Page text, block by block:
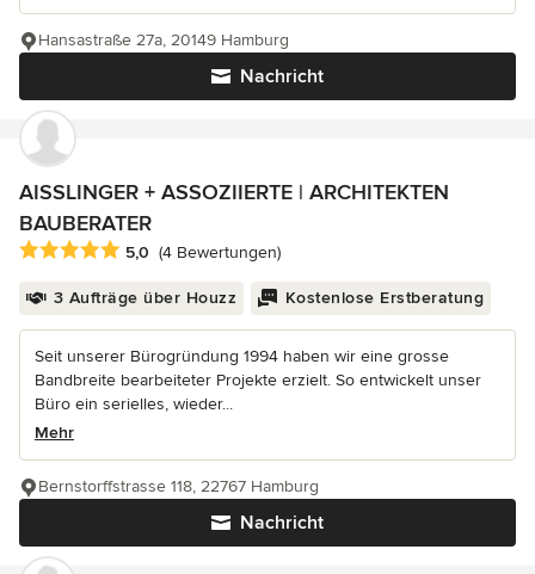
Nachricht
Hansastraße 27a, 20149 Hamburg
AISSLINGER + ASSOZIIERTE | ARCHITEKTEN
BAUBERATER
Durchschnittliche Bewertung: 5 von 5 Sternen
5,0 (4 Bewertungen)
3 Aufträge über Houzz Kostenlose Erstberatung
Seit unserer Bürogründung 1994 haben wir eine grosse
Bandbreite bearbeiteter Projekte erzielt. So entwickelt unser
Büro ein serielles, wieder...
Mehr
Nachricht
Bernstorffstrasse 118, 22767 Hamburg